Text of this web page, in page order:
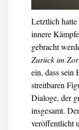
Letztlich
innere
gebracht
Zurück im
ein, dass sein
streitbaren
Dialoge, der
insgesamt.
veröffentlicht